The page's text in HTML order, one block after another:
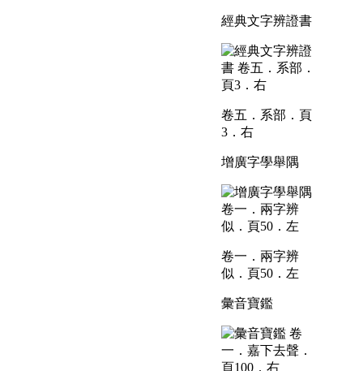
經典文字辨證書
卷五．系部．頁
3．右
增廣字學舉隅
卷一．兩字辨
似．頁50．左
彙音寶鑑